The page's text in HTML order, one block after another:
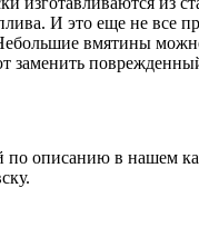
И это еще не все
вмятины
описанию в нашем